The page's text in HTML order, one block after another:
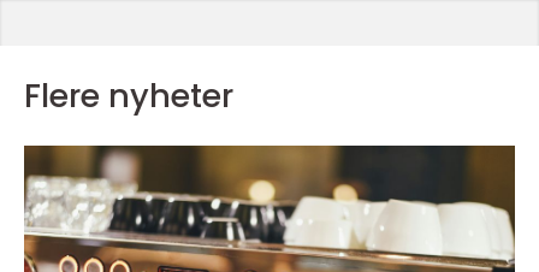
Flere nyheter